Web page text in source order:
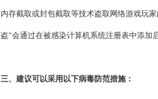
内存截取或封包截取等技术盗取网络游戏玩
盗”会通过在被感染计算机系统注册表中添加
三、建议可以采用以下病毒防范措施：